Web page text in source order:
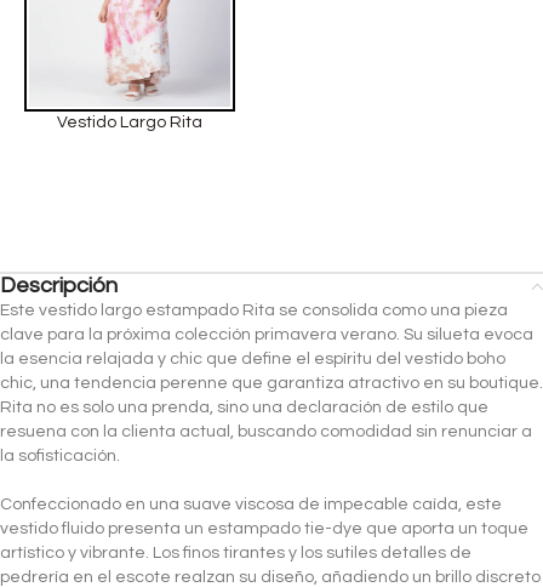
Vestido Largo Rita
Descripción
Este vestido largo estampado Rita se consolida como una pieza
clave para la próxima colección primavera verano. Su silueta evoca
la esencia relajada y chic que define el espíritu del vestido boho
chic, una tendencia perenne que garantiza atractivo en su boutique.
Rita no es solo una prenda, sino una declaración de estilo que
resuena con la clienta actual, buscando comodidad sin renunciar a
la sofisticación.
Confeccionado en una suave viscosa de impecable caída, este
vestido fluido presenta un estampado tie-dye que aporta un toque
artístico y vibrante. Los finos tirantes y los sutiles detalles de
pedrería en el escote realzan su diseño, añadiendo un brillo discreto